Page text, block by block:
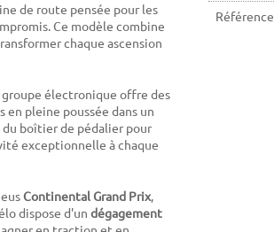
de route pensée pour les
Ce modèle combine
chaque ascension
groupe électronique offre des
pleine poussée dans un
boîtier de pédalier pour
exceptionnelle à chaque
Continental Grand Prix,
dispose d'un dégagement
Référence